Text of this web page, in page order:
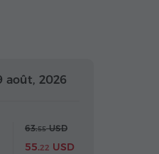
Toute la journée
août, 2026
63.55USD
55.22 USD